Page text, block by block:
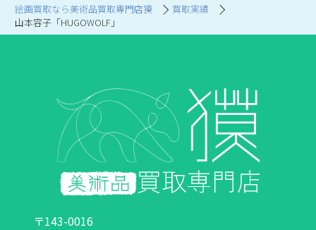
絵画買取なら美術品買取専門店獏
買取実績
山本容子「HUGOWOLF」
〒143-0016